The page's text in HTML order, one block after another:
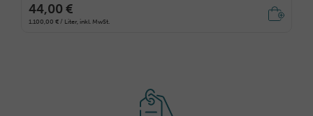
44,00 €
1.100,00 € / Liter, inkl. MwSt.